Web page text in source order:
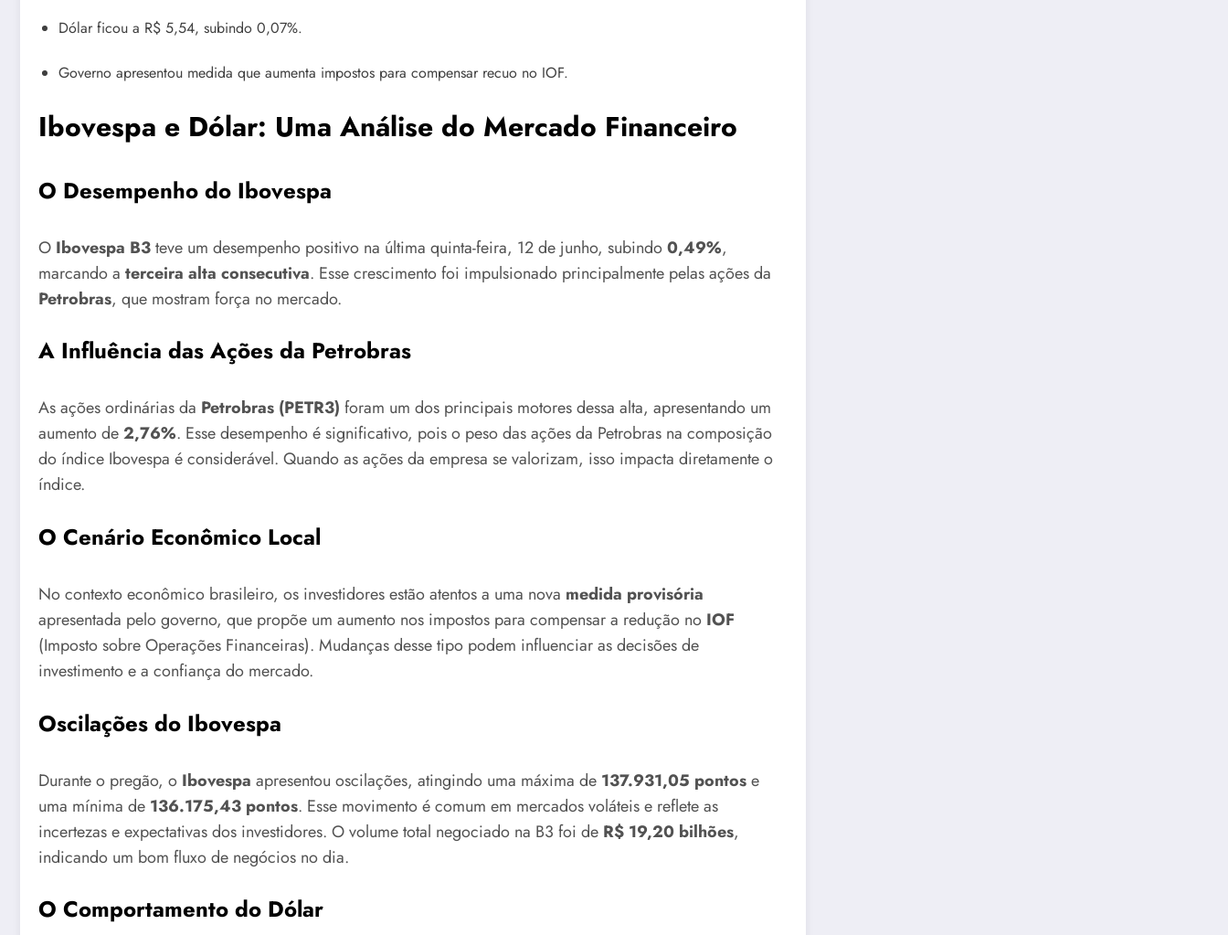
Dólar ficou a R$ 5,54, subindo 0,07%.
Governo apresentou medida que aumenta impostos para compensar recuo no IOF.
Ibovespa e Dólar: Uma Análise do Mercado Financeiro
O Desempenho do Ibovespa
O Ibovespa B3teve um desempenho positivo na última quinta-feira, 12 de junho, subindo0,49%,
marcando a terceira alta consecutiva. Esse crescimento foi impulsionado principalmente pelas ações da
Petrobras, que mostram força no mercado.
A Influência das Ações da Petrobras
As ações ordinárias da Petrobras (PETR3) foram um dos principais motores dessa alta, apresentando um
aumento de2,76%. Esse desempenho é significativo, pois o peso das ações da Petrobras na composição
do índice Ibovespa é considerável. Quando as ações da empresa se valorizam, isso impacta diretamente o
índice.
O Cenário Econômico Local
No contexto econômico brasileiro, os investidores estão atentos a uma nova medida provisória
apresentada pelo governo, que propõe um aumento nos impostos para compensar a redução no IOF
(Imposto sobre Operações Financeiras). Mudanças desse tipo podem influenciar as decisões de
investimento e a confiança do mercado.
Oscilações do Ibovespa
Durante o pregão, o Ibovespa apresentou oscilações, atingindo uma máxima de 137.931,05 pontose
uma mínima de 136.175,43 pontos. Esse movimento é comum em mercados voláteis e reflete as
incertezas e expectativas dos investidores. O volume total negociado na B3 foi de R$ 19,20 bilhões,
indicando um bom fluxo de negócios no dia.
O Comportamento do Dólar